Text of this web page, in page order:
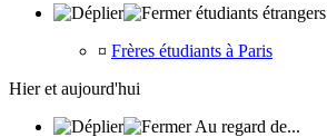
étudiants étrangers
¤ Frères étudiants à Paris
Hier et aujourd'hui
Au regard de...